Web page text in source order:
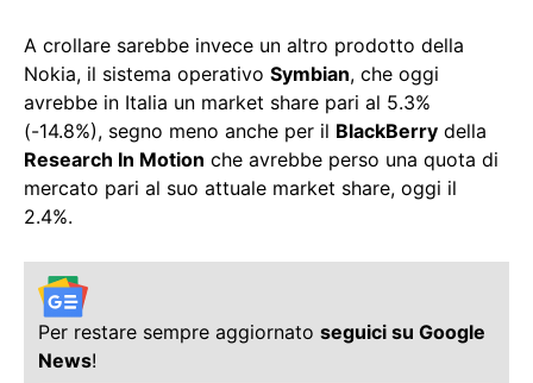
A crollare sarebbe invece un altro prodotto della
Nokia, il sistema operativo Symbian, che oggi
avrebbe in Italia un market share pari al 5.3%
(-14.8%), segno meno anche per il BlackBerry della
Research In Motion che avrebbe perso una quota di
mercato pari al suo attuale market share, oggi il
2.4%.
Per restare sempre aggiornato seguici su Google
News!